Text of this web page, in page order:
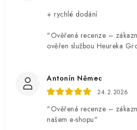
+ rychlé dodání
"Ověřená recenze –
ověřen službou Heureka
Antonín Němec
24.2.2026
"Ověřená recenze –
našem e-shopu"